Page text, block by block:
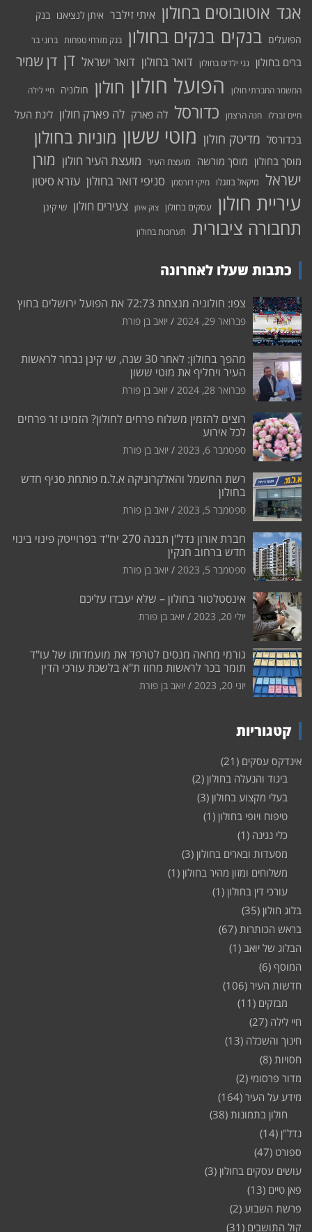
אגד אוטובוסים בחולון איתי זילבר איתן לנציאנו בנק
הפועלים בנקים בנקים בחולון בנק מזרחי טפחות ברוני בר
ברים בחולון גני ילדים בחולון דואר בחולון דואר ישראל דן דן שמיר
המשמר החברתי חולון הפועל חולון חולון חולוניה חיי לילה
חיים זברלו חנה הרצמן כדורסל לה פארק לה פארק חולון ליגת העל
בכדורסל מדיטק חולון מוטי ששון מוניות בחולון
מוסך בחולון מוסך מורשה מועצת העיר מועצת העיר חולון מורן
ישראל מיקאל בוזגלו מיקי דורסמן סניפי דואר בחולון עזרא סיטון
עיריית חולון עסקים בחולון צוק איתן צעירים חולון שי קינן
תחבורה ציבורית תערוכות בחולון
כתבות שעלו לאחרונה
צפו: חולוניה מנצחת 72:73 את הפועל ירושלים בחוץ
פברואר 29, 2024 יואב בן פורת
מהפך בחולון: לאחר 30 שנה, שי קינן נבחר לראשות
העיר ויחליף את מוטי ששון
פברואר 28, 2024 יואב בן פורת
רוצים להזמין משלוח פרחים לחולון? הזמינו זר פרחים
לכל אירוע
ספטמבר 6, 2023 יואב בן פורת
רשת החשמל והאלקרוניקה א.ל.מ פותחת סניף חדש
בחולון
ספטמבר 5, 2023 יואב בן פורת
חברת אורון נדל"ן תבנה 270 יח"ד בפרוייטק פינוי בינוי
חדש ברחוב חנקין
ספטמבר 5, 2023 יואב בן פורת
אינסטלטור בחולון – שלא יעבדו עליכם
יולי 20, 2023 יואב בן פורת
גורמי מחאה מנסים לטרפד את מועמדותו של עו"ד
תומר בכר לראשות מחוז ת"א בלשכת עורכי הדין
יוני 20, 2023 יואב בן פורת
קטגוריות
אינדקס עסקים (21)
ביגוד והנעלה בחולון (2)
בעלי מקצוע בחולון (3)
טיפוח ויופי בחולון (1)
כלי נגינה (1)
מסעדות ובארים בחולון (3)
משלוחים ומזון מהיר בחולון (1)
עורכי דין בחולון (1)
בלוג חולון (35)
בראש הכותרות (67)
הבלוג של יואב (1)
המוסף (6)
חדשות העיר (106)
מבזקים (11)
חיי לילה (27)
חינוך והשכלה (13)
חסויות (8)
מדור פרסומי (2)
מידע על העיר (164)
חולון בתמונות (38)
נדל"ן (14)
ספורט (47)
עושים עסקים בחולון (3)
פאן טיים (13)
פרשת השבוע (2)
קול התושבים (31)